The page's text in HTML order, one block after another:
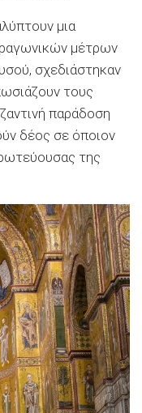
μια
μέτρων
σχεδιάστηκαν
τους
παράδοση
δέος σε όποιον
της